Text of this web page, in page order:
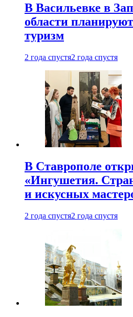
В Васильевке в
области
туризм
2 года спустя2 года спустя
В Ставрополе
«Ингушетия.
и искусных
2 года спустя2 года спустя